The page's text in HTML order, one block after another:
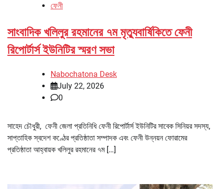
ফেনী
সাংবাদিক খলিলুর রহমানের ৭ম মৃত্যুবার্ষিকিতে ফেনী
রিপোর্টার্স ইউনিটির স্মরণ সভা
Nabochatona Desk
July 22, 2026
0
সাহেদ চৌধুরী, ফেনী জেলা প্রতিনিধি ফেনী রিপোর্টার্স ইউনিটির সাবেক সিনিয়র সদস্য,
সাপ্তাহিক স্বদেশ কণ্ঠের প্রতিষ্ঠাতা সম্পাদক এবং ফেনী উন্নয়ন ফোরামের
প্রতিষ্ঠাতা আহ্বায়ক খলিলুর রহমানের ৭ম […]